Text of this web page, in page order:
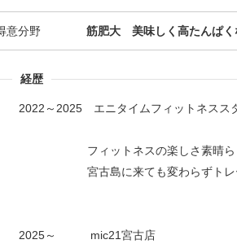
意分野 筋肥大 美味しく高たんぱく
経歴
2022～2025 エニタイムフィットネスス
フィットネスの楽しさ素晴らしさ
宮古島に来ても変わらずトレーニ
2025～ mic21宮古店